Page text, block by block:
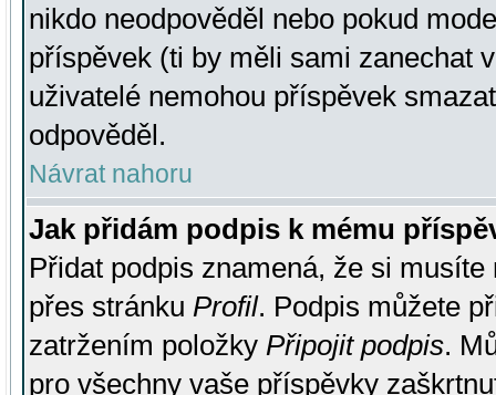
nikdo neodpověděl nebo pokud
příspěvek (ti by měli sami zanechat
uživatelé nemohou příspěvek
odpověděl.
Návrat nahoru
Jak přidám podpis k mému
Přidat podpis znamená, že si
přes stránku Profil. Podpis můžete
zatržením položky Připojit podpis.
pro všechny vaše příspěvky